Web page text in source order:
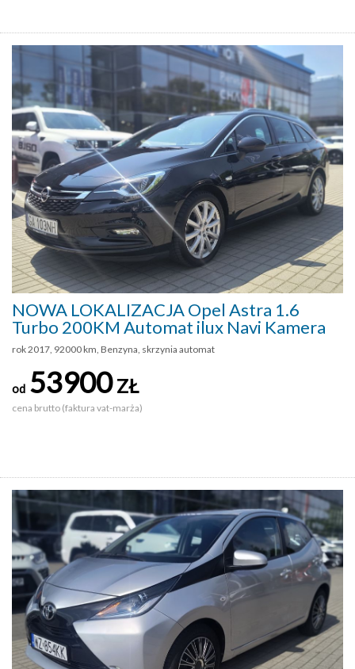
NOWA LOKALIZACJA Opel Astra 1.6
Turbo 200KM Automat ilux Navi Kamera
rok 2017, 92000 km, Benzyna, skrzynia automat
od 53900ZŁ
cena brutto (faktura vat-marża)